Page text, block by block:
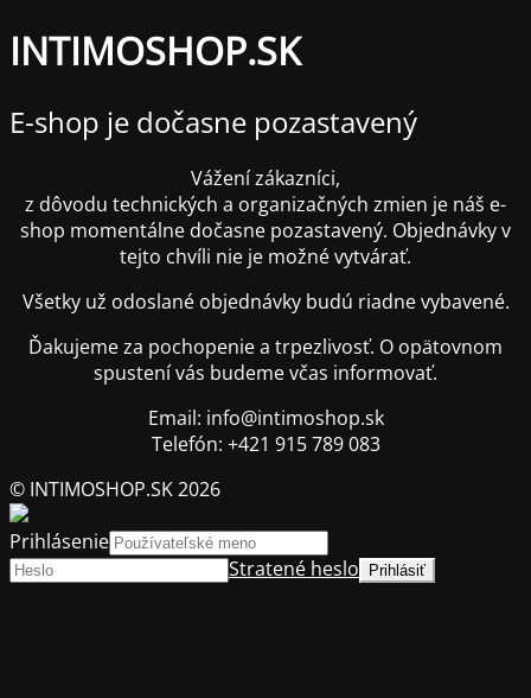
INTIMOSHOP.SK
E-shop je dočasne pozastavený
Vážení zákazníci,
z dôvodu technických a organizačných zmien je náš e-
shop momentálne dočasne pozastavený. Objednávky v
tejto chvíli nie je možné vytvárať.
Všetky už odoslané objednávky budú riadne vybavené.
Ďakujeme za pochopenie a trpezlivosť. O opätovnom
spustení vás budeme včas informovať.
Email: info@intimoshop.sk
Telefón: +421 915 789 083
© INTIMOSHOP.SK 2026
Prihlásenie
Stratené heslo